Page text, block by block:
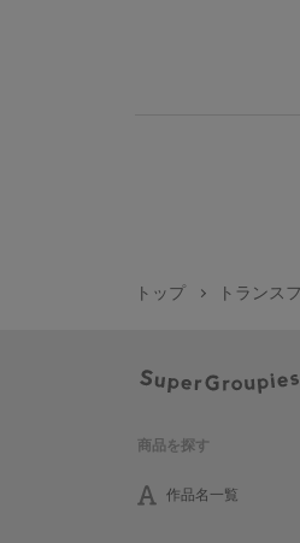
トップ トランス
商品を探す
作品名一覧